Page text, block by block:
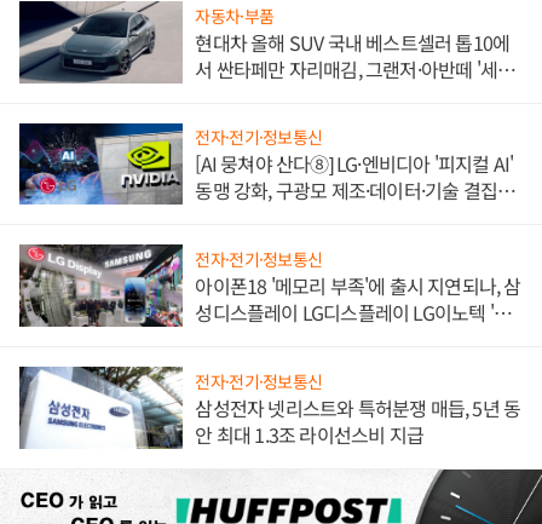
자동차·부품
현대차 올해 SUV 국내 베스트셀러 톱10에
서 싼타페만 자리매김, 그랜저·아반떼 '세단
전자·전기·정보통신
[AI 뭉쳐야 산다⑧] LG·엔비디아 '피지컬 AI'
동맹 강화, 구광모 제조·데이터·기술 결집
전자·전기·정보통신
아이폰18 '메모리 부족'에 출시 지연되나, 삼
성디스플레이 LG디스플레이 LG이노텍 '탈
전자·전기·정보통신
삼성전자 넷리스트와 특허분쟁 매듭, 5년 동
안 최대 1.3조 라이선스비 지급